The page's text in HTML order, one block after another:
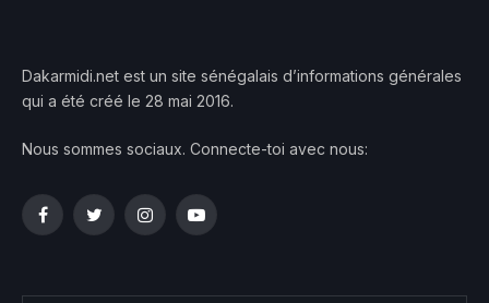
Dakarmidi.net est un site sénégalais d’informations générales
qui a été créé le 28 mai 2016.
Nous sommes sociaux. Connecte-toi avec nous:
FacebookTwitterInstagramYouTube